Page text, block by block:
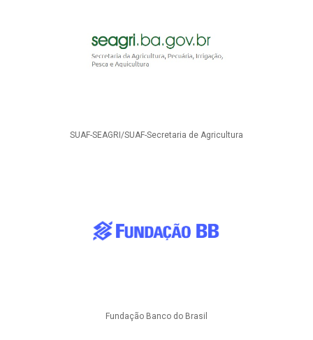
SUAF-SEAGRI/SUAF-Secretaria de Agricultura
Fundação Banco do Brasil